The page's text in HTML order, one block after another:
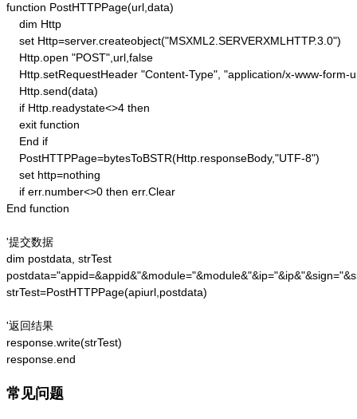
function PostHTTPPage(url,data)
    dim Http
    set Http=server.createobject("MSXML2.SERVERXMLHTTP.3.0")
    Http.open "POST",url,false
Http.setRequestHeader "Content-Type", "application/x-www-form-
    Http.send(data)
    if Http.readystate<>4 then
    exit function
    End if
    PostHTTPPage=bytesToBSTR(Http.responseBody,"UTF-8")
    set http=nothing
    if err.number<>0 then err.Clear
End function
'提交数据
dim postdata, strTest
strTest=PostHTTPPage(apiurl,postdata)
'返回结果
response.write(strTest)
response.end
常见问题